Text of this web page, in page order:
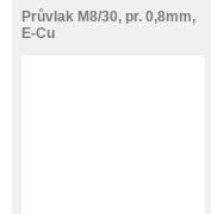
Průvlak M8/30, pr. 0,8mm,
E-Cu